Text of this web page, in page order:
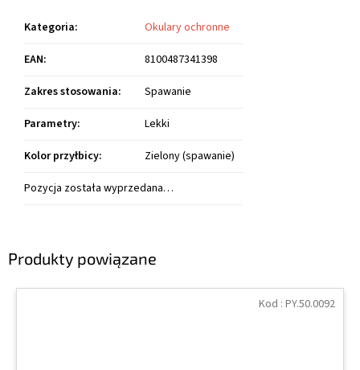
Produkty powiązane
Kod : PY.50.0092
Kategoria:
Okulary ochronne
EAN:
8100487341398
Zakres stosowania:
Spawanie
Parametry:
Lekki
Kolor przyłbicy:
Zielony (spawanie)
Pozycja została wyprzedana…